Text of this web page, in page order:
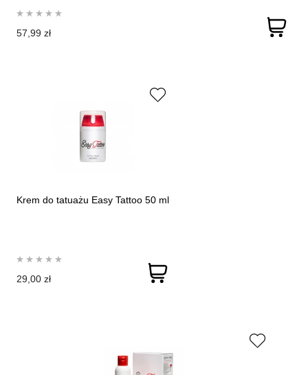
57,99 zł
Krem do tatuażu Easy Tattoo 50 ml
29,00 zł